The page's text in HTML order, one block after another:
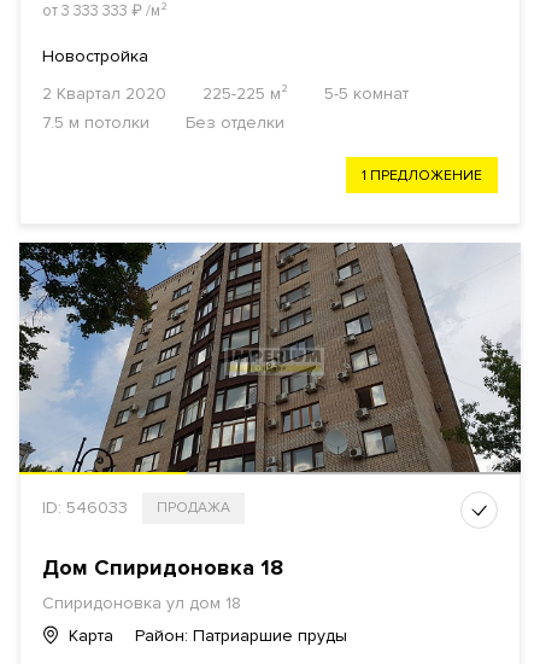
от 3 333 333 ₽/м²
Новостройка
2 Квартал 2020
225-225 м²
5-5 комнат
7.5 м потолки
Без отделки
1 ПРЕДЛОЖЕНИЕ
ID: 546033 ПРОДАЖА
Дом Спиридоновка 18
Спиридоновка ул дом 18
Карта
Район: Патриаршие пруды